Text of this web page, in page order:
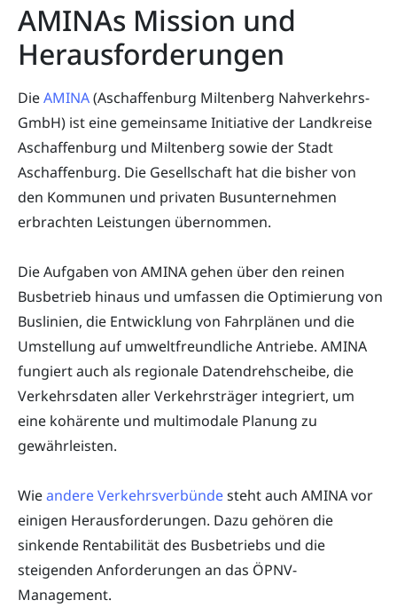
AMINAs Mission und
Herausforderungen
DieAMINA(Aschaffenburg Miltenberg Nahverkehrs-
GmbH) ist eine gemeinsame Initiative der Landkreise
Aschaffenburg und Miltenberg sowie der Stadt
Aschaffenburg. Die Gesellschaft hat die bisher von
den Kommunen und privaten Busunternehmen
erbrachten Leistungen übernommen.
Die Aufgaben von AMINA gehen über den reinen
Busbetrieb hinaus und umfassen die Optimierung von
Buslinien, die Entwicklung von Fahrplänen und die
Umstellung auf umweltfreundliche Antriebe. AMINA
fungiert auch als regionale Datendrehscheibe, die
Verkehrsdaten aller Verkehrsträger integriert, um
eine kohärente und multimodale Planung zu
gewährleisten.
Wieandere Verkehrsverbündesteht auch AMINA vor
einigen Herausforderungen. Dazu gehören die
sinkende Rentabilität des Busbetriebs und die
steigenden Anforderungen an das ÖPNV-
Management.